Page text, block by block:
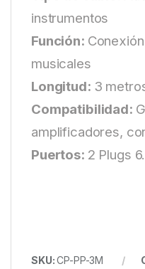
instrumentos
Función:
musicales
Longitud: 3
Compatibilidad:
amplificadores,
Puertos: 2 Plugs
SKU:CP-PP-3M